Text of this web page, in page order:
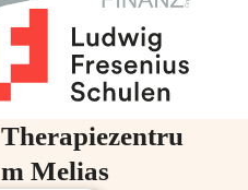
Therapiezentru
m Melias